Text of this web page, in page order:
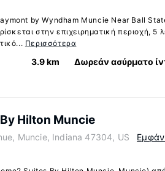
by Wyndham Muncie Near Ball
στην επιχειρηματική περιοχή, 5
Περισσότερα
3.9 km Δωρεάν ασύρματο
Hilton Muncie
Muncie, Indiana 47304, US